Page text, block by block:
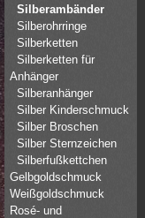
Silberambänder
Silberohrringe
Silberketten
Silberketten für
Anhänger
Silberanhänger
Silber Kinderschmuck
Silber Broschen
Silber Sternzeichen
Silberfußkettchen
Gelbgoldschmuck
Weißgoldschmuck
Rosé- und